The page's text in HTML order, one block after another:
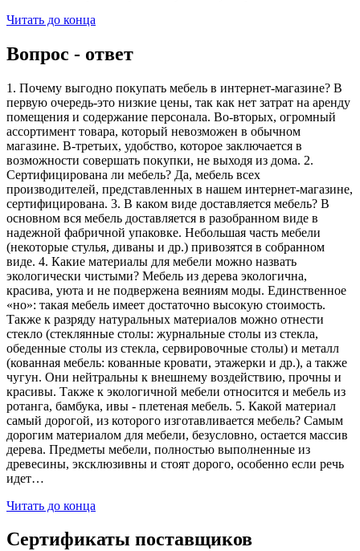
Читать до конца
Вопрос - ответ
1. Почему выгодно покупать мебель в интернет-магазине? В
первую очередь-это низкие цены, так как нет затрат на аренду
помещения и содержание персонала. Во-вторых, огромный
ассортимент товара, который невозможен в обычном
магазине. В-третьих, удобство, которое заключается в
возможности совершать покупки, не выходя из дома. 2.
Сертифицирована ли мебель? Да, мебель всех
производителей, представленных в нашем интернет-магазине,
сертифицирована. 3. В каком виде доставляется мебель? В
основном вся мебель доставляется в разобранном виде в
надежной фабричной упаковке. Небольшая часть мебели
(некоторые стулья, диваны и др.) привозятся в собранном
виде. 4. Какие материалы для мебели можно назвать
экологически чистыми? Мебель из дерева экологична,
красива, уюта и не подвержена веяниям моды. Единственное
«но»: такая мебель имеет достаточно высокую стоимость.
Также к разряду натуральных материалов можно отнести
стекло (стеклянные столы: журнальные столы из стекла,
обеденные столы из стекла, сервировочные столы) и металл
(кованная мебель: кованные кровати, этажерки и др.), а также
чугун. Они нейтральны к внешнему воздействию, прочны и
красивы. Также к экологичной мебели относится и мебель из
ротанга, бамбука, ивы - плетеная мебель. 5. Какой материал
самый дорогой, из которого изготавливается мебель? Самым
дорогим материалом для мебели, безусловно, остается массив
дерева. Предметы мебели, полностью выполненные из
древесины, эксклюзивны и стоят дорого, особенно если речь
идет…
Читать до конца
Сертификаты поставщиков